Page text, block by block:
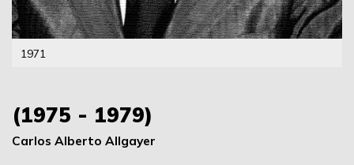
1971
(1975 - 1979)
Carlos Alberto Allgayer